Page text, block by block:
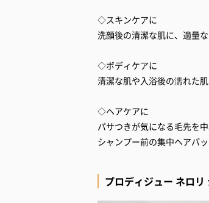
◇スキンケアに
洗顔後の清潔な肌に、適量な
◇ボディケアに
清潔な肌や入浴後の濡れた肌
◇ヘアケアに
パサつきが気になる毛先を
シャンプー前の集中ヘアパ
プロディジュー ネロリ